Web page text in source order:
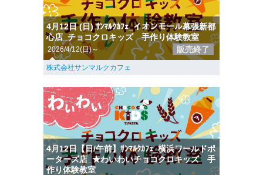
4月12日 (日) ｻﾝﾏﾙｸｶﾌｪ_イオンモール幕張新都
心店_チョコクロキッズ 手作り体験教室
2026/4/12(日)～ 販売終了
株式会社サンマルクカフェ
4月12日【日/午前】ｻﾝﾏﾙｸｶﾌｪ_横浜ワールドポ
ーターズ店_★わいわいチョコクロキッズ 手
作り体験教室